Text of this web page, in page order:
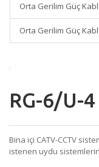
Orta Gerilim Güç
Orta Gerilim Güç
RG-6/U-
Bina içi CATV-CCTV
istenen uydu